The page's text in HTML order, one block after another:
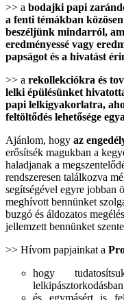
>> a bodajki papi
a fenti témákban
beszéljünk mindarról,
eredményessé vagy
papságot és a hivatást
>> a rekollekciókra és
lelki épülésünket
papi lelkigyakorlatra,
feltöltődés lehetősége
Ajánlom, hogy az
erősítsék magukban a
haladjanak a
rendszeresen találkozva
segítségével egyre jobban
meghívott bennünket
buzgó és áldozatos
jellemzett bennünket
>> Hívom papjainkat a
hogy
és egymásért is